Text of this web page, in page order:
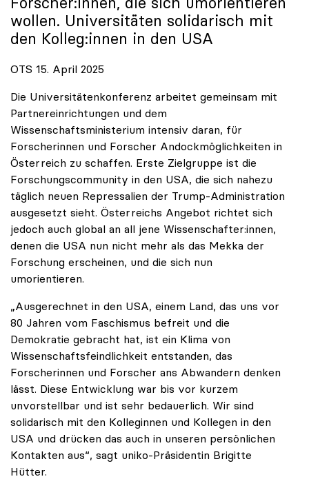
wollen. Universitäten solidarisch mit
den Kolleg:innen in den USA
OTS 15. April 2025
Die Universitätenkonferenz arbeitet gemeinsam mit
Partnereinrichtungen und dem
Wissenschaftsministerium intensiv daran, für
Forscherinnen und Forscher Andockmöglichkeiten in
Österreich zu schaffen. Erste Zielgruppe ist die
Forschungscommunity in den USA, die sich nahezu
täglich neuen Repressalien der Trump-Administration
ausgesetzt sieht. Österreichs Angebot richtet sich
jedoch auch global an all jene Wissenschafter:innen,
denen die USA nun nicht mehr als das Mekka der
Forschung erscheinen, und die sich nun
umorientieren.
„Ausgerechnet in den USA, einem Land, das uns vor
80 Jahren vom Faschismus befreit und die
Demokratie gebracht hat, ist ein Klima von
Wissenschaftsfeindlichkeit entstanden, das
Forscherinnen und Forscher ans Abwandern denken
lässt. Diese Entwicklung war bis vor kurzem
unvorstellbar und ist sehr bedauerlich. Wir sind
solidarisch mit den Kolleginnen und Kollegen in den
USA und drücken das auch in unseren persönlichen
Kontakten aus“, sagt uniko-Präsidentin Brigitte
Hütter.